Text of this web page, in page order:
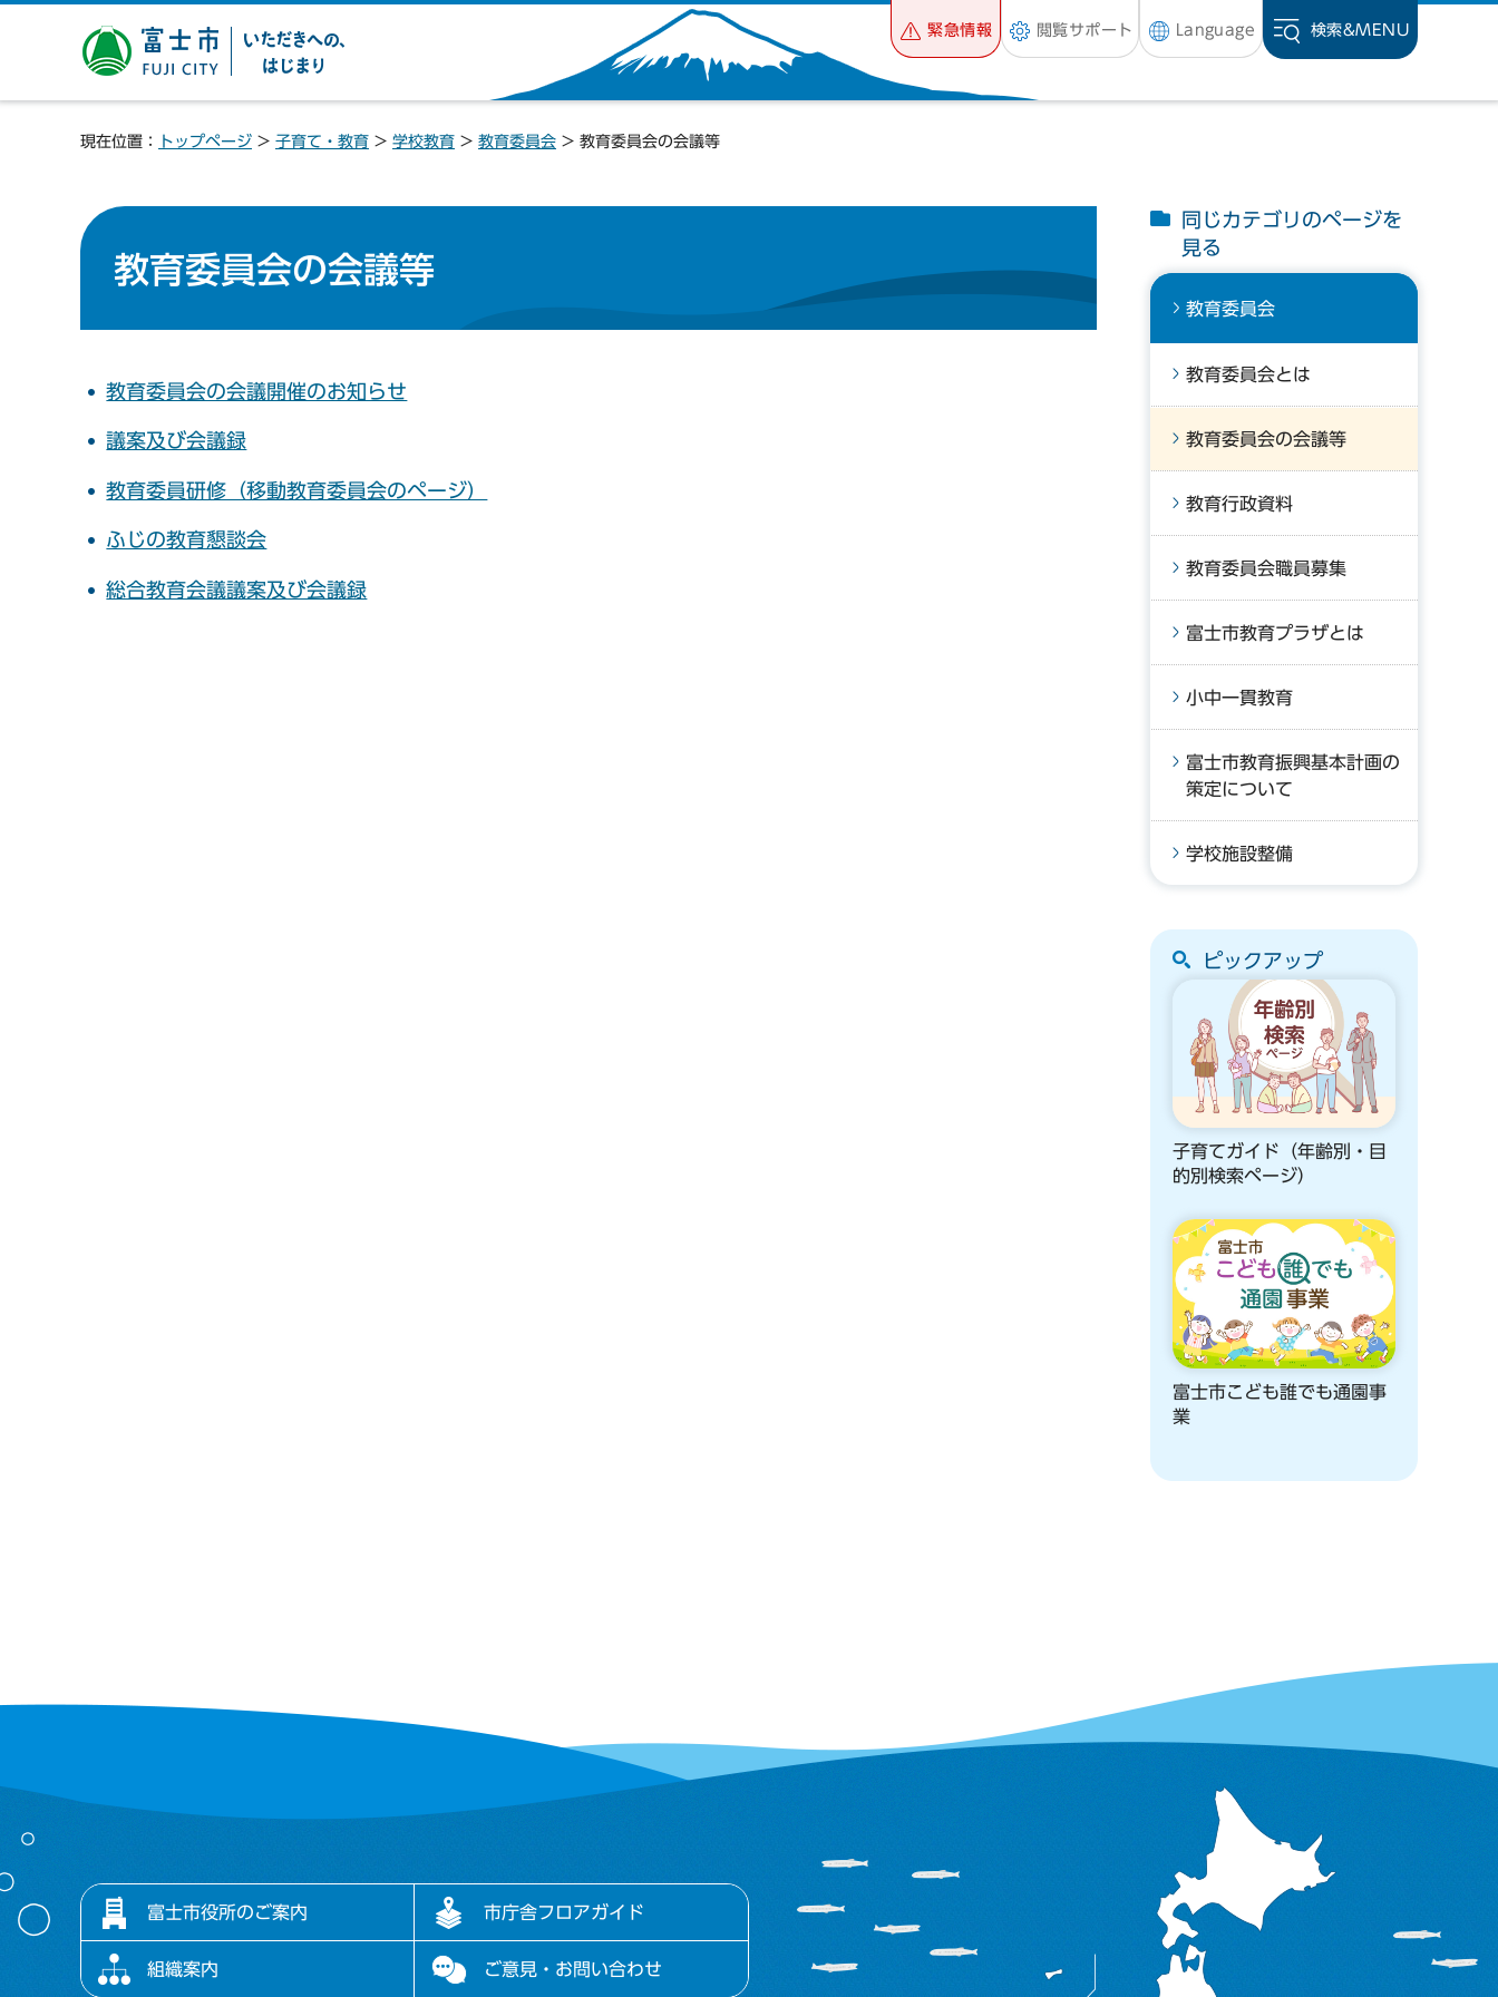
富士市 いただきへの、は
じまり
緊急情報 閲覧サポート Language 検索&MENU
現在位置： トップページ > 子育て・教育 > 学校教育 > 教育委員会 > 教育委員会の会議等
教育委員会の会議等
教育委員会の会議開催のお知らせ
議案及び会議録
教育委員研修（移動教育委員会のページ）
ふじの教育懇談会
総合教育会議議案及び会議録
同じカテゴリのページを
見る
教育委員会
教育委員会とは
教育委員会の会議等
教育行政資料
教育委員会職員募集
富士市教育プラザとは
小中一貫教育
富士市教育振興基本計画の
策定について
学校施設整備
ピックアップ
子育てガイド（年齢別・目
的別検索ページ）
富士市こども誰でも通園事
業
富士市役所のご案内 市庁舎フロアガイド
組織案内 ご意見・お問い合わせ